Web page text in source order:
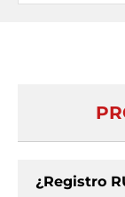
¿Registro